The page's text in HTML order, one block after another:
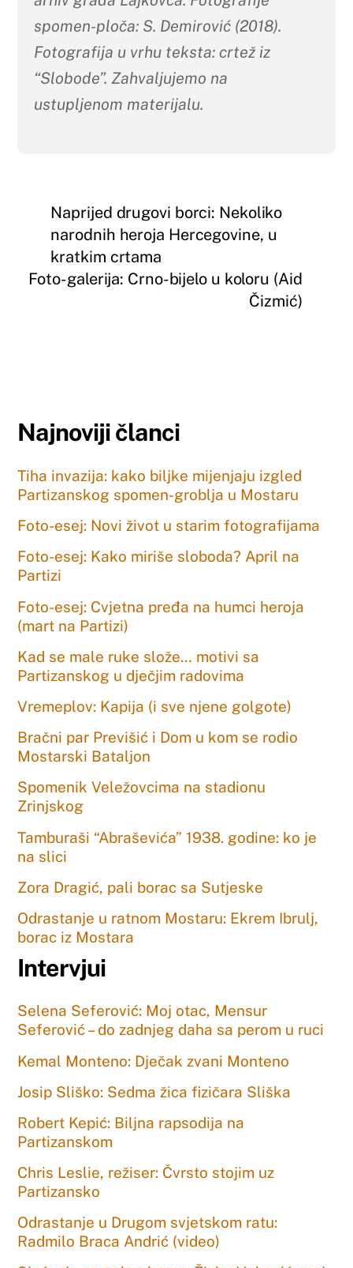
spomen-ploča: S. Demirović (2018).
Fotografija u vrhu teksta: crtež iz
“Slobode”. Zahvaljujemo na
ustupljenom materijalu.
Naprijed drugovi borci: Nekoliko
narodnih heroja Hercegovine, u
kratkim crtama
Foto-galerija: Crno-bijelo u koloru (Aid
Čizmić)
Najnoviji članci
Tiha invazija: kako biljke mijenjaju izgled
Partizanskog spomen-groblja u Mostaru
Foto-esej: Novi život u starim fotografijama
Foto-esej: Kako miriše sloboda? April na
Partizi
Foto-esej: Cvjetna pređa na humci heroja
(mart na Partizi)
Kad se male ruke slože… motivi sa
Partizanskog u dječjim radovima
Vremeplov: Kapija (i sve njene golgote)
Bračni par Previšić i Dom u kom se rodio
Mostarski Bataljon
Spomenik Veležovcima na stadionu
Zrinjskog
Tamburaši “Abraševića” 1938. godine: ko je
na slici
Zora Dragić, pali borac sa Sutjeske
Odrastanje u ratnom Mostaru: Ekrem Ibrulj,
borac iz Mostara
Intervjui
Selena Seferović: Moj otac, Mensur
Seferović – do zadnjeg daha sa perom u ruci
Kemal Monteno: Dječak zvani Monteno
Josip Sliško: Sedma žica fizičara Sliška
Robert Kepić: Biljna rapsodija na
Partizanskom
Chris Leslie, režiser: Čvrsto stojim uz
Partizansko
Odrastanje u Drugom svjetskom ratu:
Radmilo Braca Andrić (video)